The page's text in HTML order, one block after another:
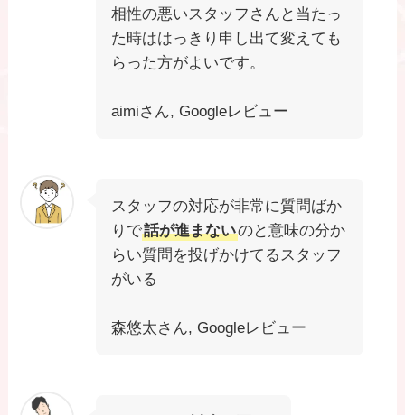
相性の悪いスタッフさんと当たっ
た時ははっきり申し出て変えても
らった方がよいです。
aimiさん, Googleレビュー
スタッフの対応が非常に質問ばか
りで話が進まないのと意味の分か
らい質問を投げかけてるスタッフ
がいる
森悠太さん, Googleレビュー